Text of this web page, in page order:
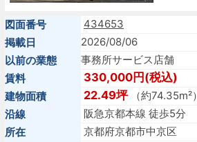
図面番号
434653
掲載日
2026/08/06
以前の業態
事務所サービス店舗
賃料
330,000円(税込)
建物面積 22.49坪（約74.35m²）
沿線
阪急京都本線 徒歩5分
所在
京都府京都市中京区